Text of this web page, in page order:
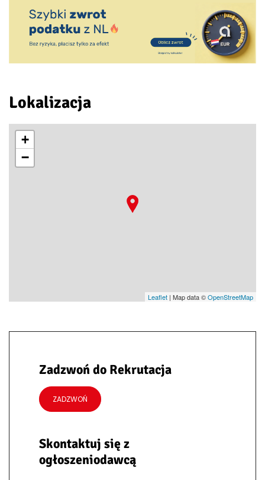
Lokalizacja
+
−
Leaflet | Map data ©OpenStreetMap
Zadzwoń do Rekrutacja
ZADZWOŃ
Skontaktuj się z
ogłoszeniodawcą